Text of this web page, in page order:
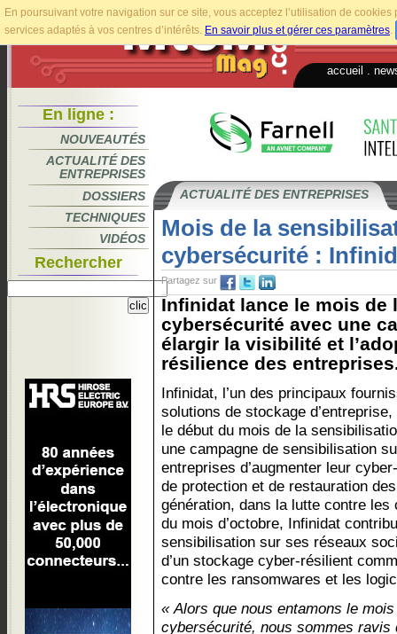
En poursuivant votre navigation sur ce site, vous acceptez l’utilisation de
services adaptés à vos centres d’intérêts. En savoir plus et gérer ces paramètres.
accueil
En ligne :
NOUVEAUTÉS
ACTUALITÉ DES
ENTREPRISES
DOSSIERS
TECHNIQUES
VIDÉOS
Rechercher
ACTUALITÉ DES ENTREPRISES
Mois de la
cybersécurité :
Partagez sur
Infinidat lance le mois de
cybersécurité avec une
élargir la visibilité et
résilience des
Infinidat, l’un des principaux
solutions de stockage d’entreprise,
le début du mois de la
une campagne de sensibilisation
entreprises d’augmenter leur
de protection et de restauration
génération, dans la lutte contre les
du mois d’octobre, Infinidat
sensibilisation sur ses réseaux
d’un stockage cyber-résilient
contre les ransomwares et les
« Alors que nous entamons le
cybersécurité, nous sommes ravis